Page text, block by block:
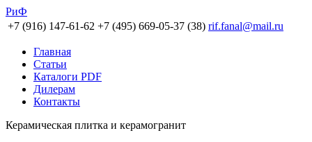
РиФ
+7 (916) 147-61-62 +7 (495) 669-05-37 (38) rif.fanal@mail.ru
Главная
Статьи
Каталоги PDF
Дилерам
Контакты
Керамическая плитка и керамогранит